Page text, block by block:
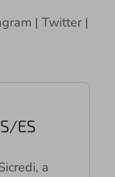
| Twitter |
ES
a